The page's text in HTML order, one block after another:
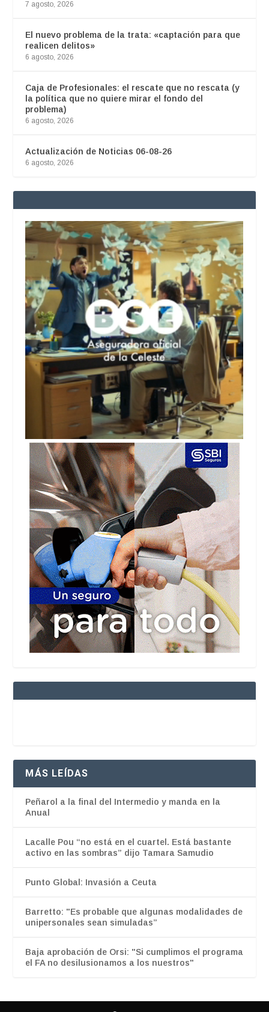
7 agosto, 2026
El nuevo problema de la trata: «captación para que
realicen delitos»
6 agosto, 2026
Caja de Profesionales: el rescate que no rescata (y
la política que no quiere mirar el fondo del
problema)
6 agosto, 2026
Actualización de Noticias 06-08-26
6 agosto, 2026
MÁS LEÍDAS
Peñarol a la final del Intermedio y manda en la
Anual
Lacalle Pou “no está en el cuartel. Está bastante
activo en las sombras” dijo Tamara Samudio
Punto Global: Invasión a Ceuta
Barretto: "Es probable que algunas modalidades de
unipersonales sean simuladas”
Baja aprobación de Orsi: "Si cumplimos el programa
el FA no desilusionamos a los nuestros"